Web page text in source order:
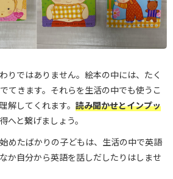
りではありません。絵本の中には、たく
てきます。それらを生活の中でも使うこ
解してくれます。 読み聞かせとインプッ
へと繋げましょう。
めたばかりの子どもは、生活の中で英語
か自分から英語を話しだしたりはしませ